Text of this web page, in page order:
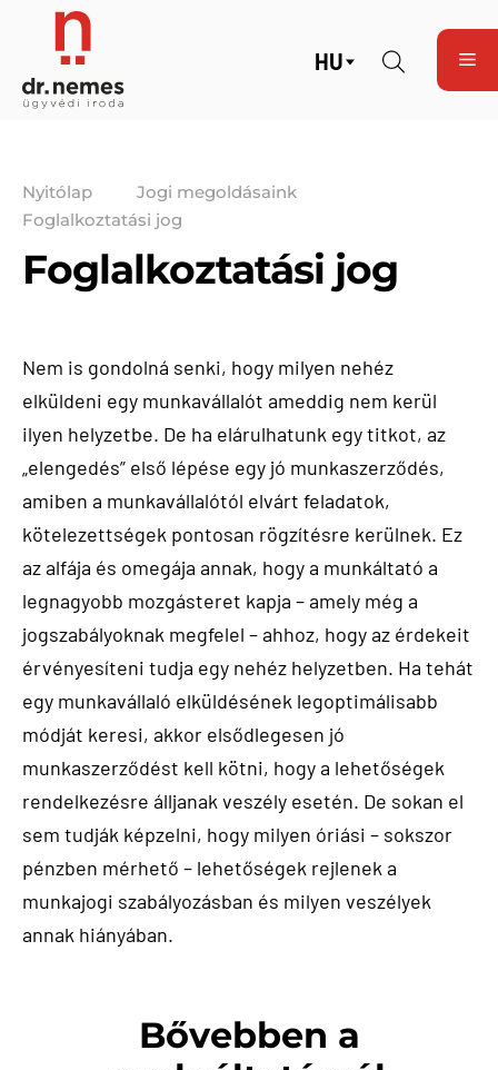
HU
Nyitólap
Jogi megoldásaink
Foglalkoztatási jog
Foglalkoztatási jog
Nem is gondolná senki, hogy milyen nehéz
elküldeni egy munkavállalót ameddig nem kerül
ilyen helyzetbe. De ha elárulhatunk egy titkot, az
„elengedés” első lépése egy jó munkaszerződés,
amiben a munkavállalótól elvárt feladatok,
kötelezettségek pontosan rögzítésre kerülnek. Ez
az alfája és omegája annak, hogy a munkáltató a
legnagyobb mozgásteret kapja – amely még a
jogszabályoknak megfelel – ahhoz, hogy az érdekeit
érvényesíteni tudja egy nehéz helyzetben. Ha tehát
egy munkavállaló elküldésének legoptimálisabb
módját keresi, akkor elsődlegesen jó
munkaszerződést kell kötni, hogy a lehetőségek
rendelkezésre álljanak veszély esetén. De sokan el
sem tudják képzelni, hogy milyen óriási – sokszor
pénzben mérhető – lehetőségek rejlenek a
munkajogi szabályozásban és milyen veszélyek
annak hiányában.
Bővebben a